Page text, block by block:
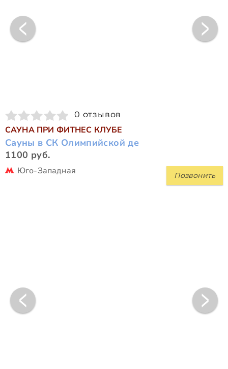
0 отзывов
САУНА ПРИ ФИТНЕС КЛУБЕ
Сауны в СК Олимпийской де
1100 руб.
Позвонить
Юго-Западная